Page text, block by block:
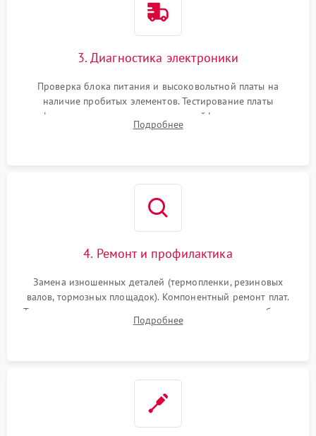
3. Диагностика электроники
Проверка блока питания и высоковольтной платы на
наличие пробитых элементов. Тестирование платы
форматирования, целостности шлейфов, контактов
картриджа и оптопар (датчиков прохождения и наличия
Подробнее
4. Ремонт и профилактика
Замена изношенных деталей (термопленки, резиновых
валов, тормозных площадок). Компонентный ремонт плат.
Тщательная очистка тракта печати, контактов и линз блока
лазера (LSU) от просыпанного тонера и пыли.
Подробнее